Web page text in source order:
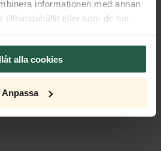
informationen med annan
tillhandahållit eller som de har
alla cookies
Anpassa